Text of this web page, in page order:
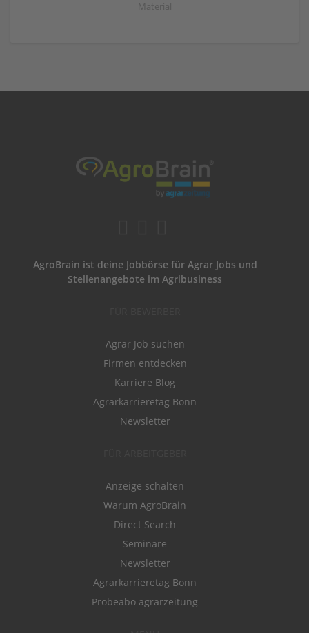
Material
AgroBrain ist deine Jobbörse für Agrar Jobs und
Stellenangebote im Agribusiness
Agrar Job suchen
Firmen entdecken
Karriere Blog
Agrarkarrieretag Bonn
Newsletter
Anzeige schalten
Warum AgroBrain
Direct Search
Seminare
Newsletter
Agrarkarrieretag Bonn
Probeabo agrarzeitung